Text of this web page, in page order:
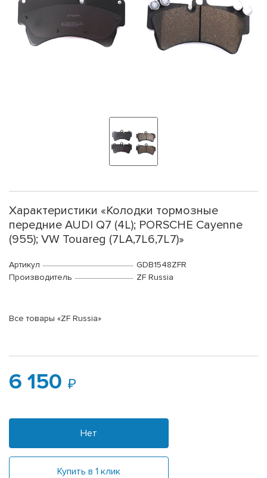
Характеристики «Колодки тормозные
передние AUDI Q7 (4L); PORSCHE Cayenne
(955); VW Touareg (7LA,7L6,7L7)»
Артикул
GDB1548ZFR
Производитель
ZF Russia
Все товары «ZF Russia»
6 150
Нет
Купить в 1 клик